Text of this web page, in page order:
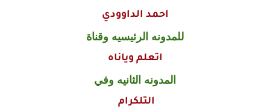
احمد الداوودي
للمدونه الرئيسيه وقناة
اتعلم وياناه
المدونه الثانيه وفي
التلكرام